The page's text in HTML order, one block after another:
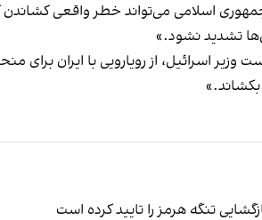
اسلامی می‌تواند خطر واقعی
تشدید نشود.»
وزیر اسرائیل، از رویارویی با ایران